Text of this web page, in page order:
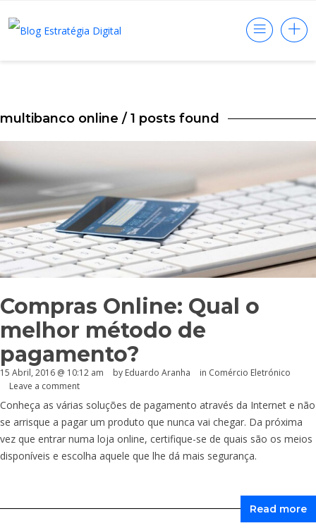
multibanco online / 1 posts found
Compras Online: Qual o
melhor método de
pagamento?
15 Abril, 2016 @ 10:12 am by Eduardo Aranha in Comércio Eletrónico
Leave a comment
Conheça as várias soluções de pagamento através da Internet e não
se arrisque a pagar um produto que nunca vai chegar. Da próxima
vez que entrar numa loja online, certifique-se de quais são os meios
disponíveis e escolha aquele que lhe dá mais segurança.
Read more